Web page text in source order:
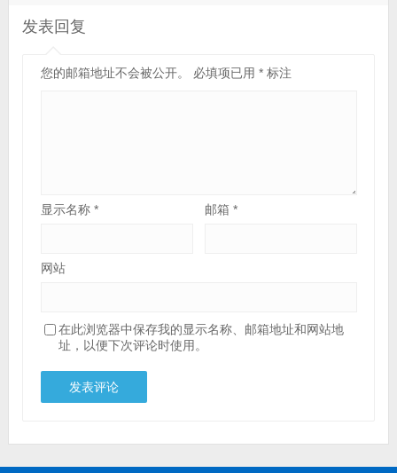
发表回复
您的邮箱地址不会被公开。 必填项已用 *标注
显示名称 * 邮箱*
网站
在此浏览器中保存我的显示名称、邮箱地址和网站地
址，以便下次评论时使用。